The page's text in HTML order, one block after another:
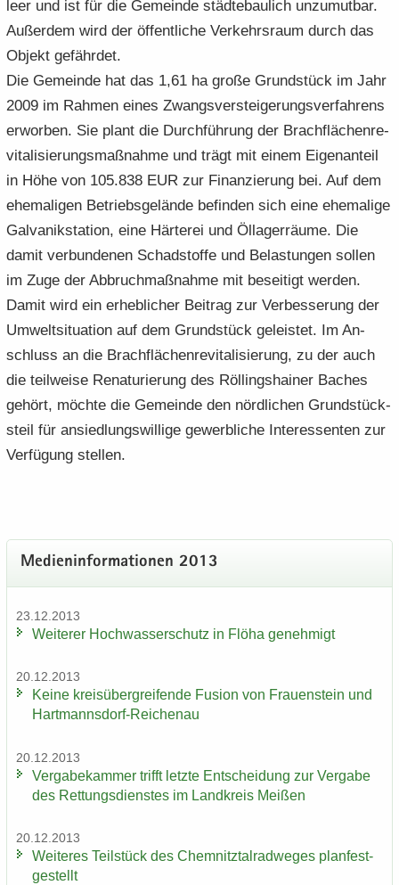
leer und ist für die Ge­mein­de städ­te­bau­lich un­zu­mut­bar.
Au­ßer­dem wird der öf­fent­li­che Ver­kehrs­raum durch das
Ob­jekt ge­fähr­det.
Die Ge­mein­de hat das 1,61 ha große Grund­stück im Jahr
2009 im Rah­men eines Zwangs­ver­stei­ge­rungs­ver­fah­rens
er­wor­ben. Sie plant die Durch­füh­rung der Brach­flä­chen­re­
vi­ta­li­sie­rungs­maß­nah­me und trägt mit einem Ei­gen­an­teil
in Höhe von 105.838 EUR zur Fi­nan­zie­rung bei. Auf dem
ehe­ma­li­gen Be­triebs­ge­län­de be­fin­den sich eine ehe­ma­li­ge
Gal­va­nik­sta­ti­on, eine Här­te­rei und Öl­la­ger­räu­me. Die
damit ver­bun­de­nen Schad­stof­fe und Be­las­tun­gen sol­len
im Zuge der Ab­bruch­maß­nah­me mit be­sei­tigt wer­den.
Damit wird ein er­heb­li­cher Bei­trag zur Ver­bes­se­rung der
Um­welt­si­tua­ti­on auf dem Grund­stück ge­leis­tet. Im An­
schluss an die Brach­flä­chen­re­vi­ta­li­sie­rung, zu der auch
die teil­wei­se Re­na­tu­rie­rung des Röl­lings­hai­ner Ba­ches
ge­hört, möch­te die Ge­mein­de den nörd­li­chen Grund­stück­
s­teil für an­sied­lungs­wil­li­ge ge­werb­li­che In­ter­es­sen­ten zur
Ver­fü­gung stel­len.
Me­di­en­in­for­ma­tio­nen 2013
23.12.2013
Wei­te­rer Hoch­was­ser­schutz in Flöha ge­neh­migt
20.12.2013
Keine kreis­über­grei­fen­de Fu­si­on von Frau­en­stein und
Hartmannsdorf-​Reichenau
20.12.2013
Ver­ga­be­kam­mer trifft letz­te Ent­schei­dung zur Ver­ga­be
des Ret­tungs­diens­tes im Land­kreis Mei­ßen
20.12.2013
Wei­te­res Teil­stück des Chem­nitz­tal­rad­we­ges plan­fest­
ge­stellt